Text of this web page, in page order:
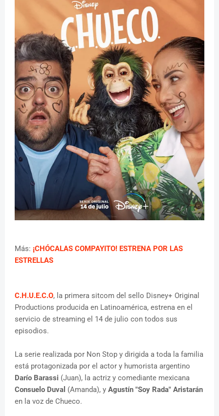
Más: ¡CHÓCALAS COMPAYITO! ESTRENA POR LAS
ESTRELLAS
C.H.U.E.C.O, la primera sitcom del sello Disney+ Original
Productions producida en Latinoamérica, estrena en el
servicio de streaming el 14 de julio con todos sus
episodios.
La serie realizada por Non Stop y dirigida a toda la familia
está protagonizada por el actor y humorista argentino
Darío Barassi (Juan), la actriz y comediante mexicana
Consuelo Duval (Amanda), y Agustín "Soy Rada" Aristarán
en la voz de Chueco.